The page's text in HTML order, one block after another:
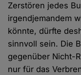
Zerstören jedes
irgendjemandem
könnte, dürfte
sinnvoll sein. Die
gegenüber Nicht-
nur für das